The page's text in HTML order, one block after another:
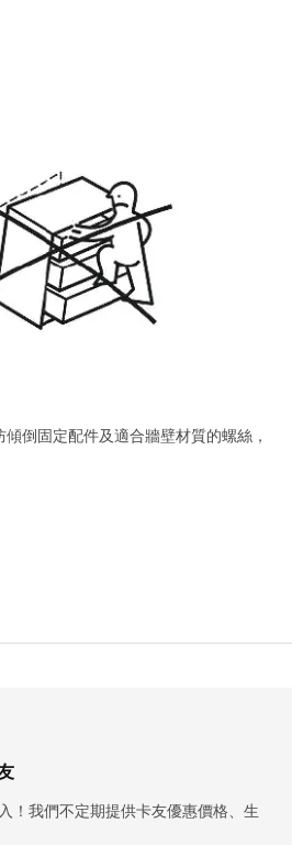
倒固定配件及適合牆壁材質的螺絲，
！我們不定期提供卡友優惠價格、生